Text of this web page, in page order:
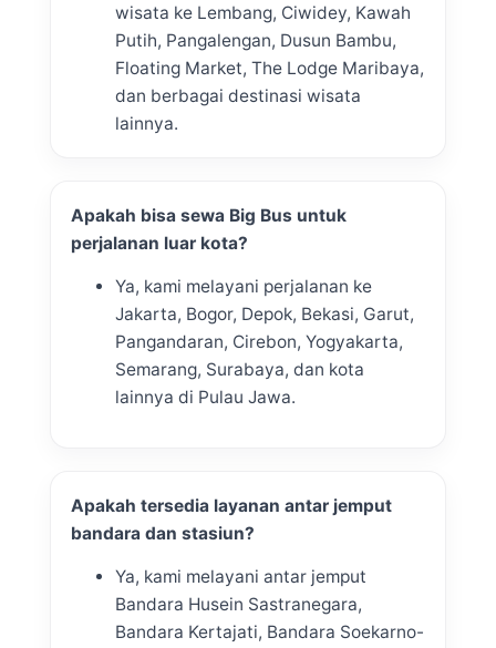
wisata ke Lembang, Ciwidey, Kawah
Putih, Pangalengan, Dusun Bambu,
Floating Market, The Lodge Maribaya,
dan berbagai destinasi wisata
lainnya.
Apakah bisa sewa Big Bus untuk
perjalanan luar kota?
Ya, kami melayani perjalanan ke
Jakarta, Bogor, Depok, Bekasi, Garut,
Pangandaran, Cirebon, Yogyakarta,
Semarang, Surabaya, dan kota
lainnya di Pulau Jawa.
Apakah tersedia layanan antar jemput
bandara dan stasiun?
Ya, kami melayani antar jemput
Bandara Husein Sastranegara,
Bandara Kertajati, Bandara Soekarno-